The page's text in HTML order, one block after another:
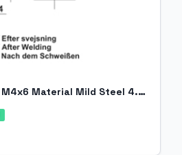
PT Threaded stud M4x6 Material Mild Steel 4.8 acc. EN ISO 13918